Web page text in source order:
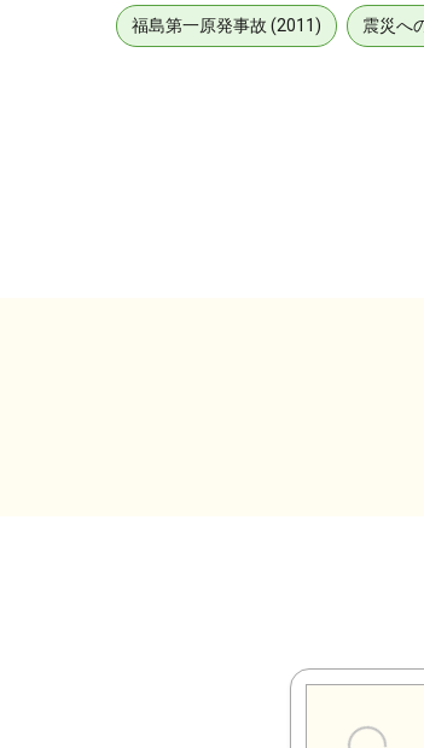
福島第一原発事故 (2011) 震災へ